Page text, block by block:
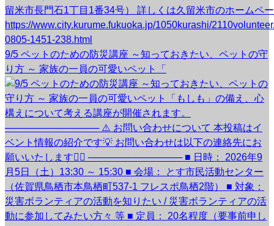
9/5 ペットのための防災講座 ～知っておきたい、ペットの守
り方 ～ 家族の一員の可愛いペット「